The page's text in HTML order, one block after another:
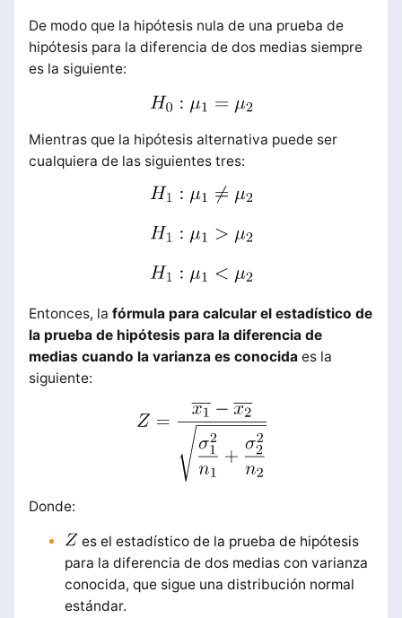
De modo que la hipótesis nula de una prueba de
hipótesis para la diferencia de dos medias siempre
es la siguiente:
Mientras que la hipótesis alternativa puede ser
cualquiera de las siguientes tres:
Entonces, la fórmula para calcular el estadístico de
la prueba de hipótesis para la diferencia de
medias cuando la varianza es conocidaes la
siguiente:
Donde:
es el estadístico de la prueba de hipótesis
para la diferencia de dos medias con varianza
conocida, que sigue una distribución normal
estándar.